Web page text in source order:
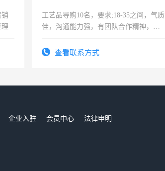
工艺品导购10名，要求;18-35之间，气质
佳，沟通能力强，有团队合作精神，有
查看联系方式
企业入驻 会员中心
法律申明